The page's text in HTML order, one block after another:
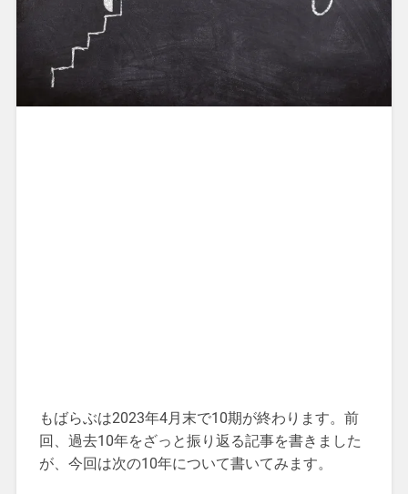
もばらぶは2023年4月末で10期が終わります。前
回、過去10年をざっと振り返る記事を書きました
が、今回は次の10年について書いてみます。